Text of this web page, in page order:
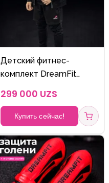
Детский фитнес-
комплект DreamFit
модель Q (чёрный)
299 000 UZS
Купить сейчас!